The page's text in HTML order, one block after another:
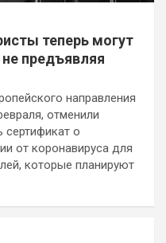
теперь могут
не предъявляя
направления
отменили
сертификат о
от коронавируса для
которые планируют